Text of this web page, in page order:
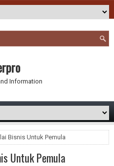
Information
Bisnis Untuk Pemula
Untuk Pemula